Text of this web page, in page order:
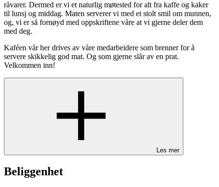
råvarer. Dermed er vi et naturlig møtested for alt fra kaffe og kaker
til lunsj og middag. Maten serverer vi med et stolt smil om munnen,
og, vi er så fornøyd med oppskriftene våre at vi gjerne deler dem
med deg.
Kaféen vår her drives av våre medarbeidere som brenner for å
servere skikkelig god mat. Og som gjerne slår av en prat.
Velkommen inn!
Les mer
Beliggenhet